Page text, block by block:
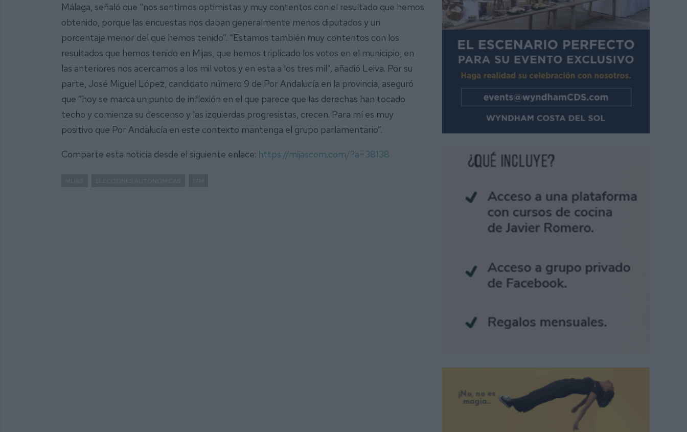
Málaga, señaló que “nos sentimos optimistas y muy contentos con el resultado que hemos
obtenido, porque las encuestas nos daban generalmente menos diputados y un
porcentaje menor del que hemos tenido”. “Estamos también muy contentos con los
resultados que hemos tenido en Mijas, que hemos triplicado los votos en el municipio, en
las anteriores nos acercamos a los mil votos y en esta a los tres mil”, añadió Leiva. Por su
parte, José Miguel López, candidato número 9 de Por Andalucía en la provincia, aseguró
que “hoy se marca un punto de inflexión en el que parece que las derechas han tocado
techo y comienza su descenso y las izquierdas progresistas, crecen. Para mí es muy
positivo que Por Andalucía en este contexto mantenga el grupo parlamentario”.
Comparte esta noticia desde el siguiente enlace: https://mijascom.com/?a=38138